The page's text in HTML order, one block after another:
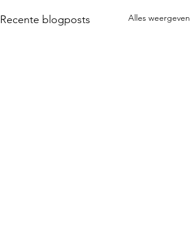
Recente blogposts Alles weergeven